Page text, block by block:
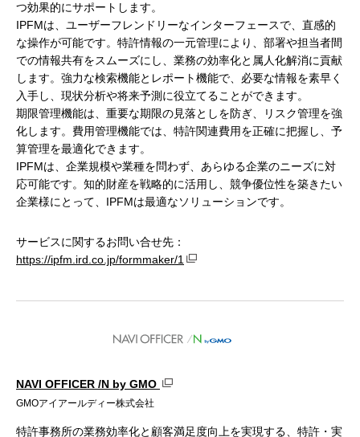
つ効果的にサポートします。
IPFMは、ユーザーフレンドリーなインターフェースで、直感的
な操作が可能です。特許情報の一元管理により、部署や担当者間
での情報共有をスムーズにし、業務の効率化と属人化解消に貢献
します。強力な検索機能とレポート機能で、必要な情報を素早く
入手し、現状分析や将来予測に役立てることができます。
期限管理機能は、重要な期限の見落としを防ぎ、リスク管理を強
化します。費用管理機能では、特許関連費用を正確に把握し、予
算管理を最適化できます。
IPFMは、企業規模や業種を問わず、あらゆる企業のニーズに対
応可能です。知的財産を戦略的に活用し、競争優位性を築きたい
企業様にとって、IPFMは最適なソリューションです。
サービスに関するお問い合せ先：
https://ipfm.ird.co.jp/formmaker/1
NAVI OFFICER /N by GMO
GMOアイアールディー株式会社
特許事務所の業務効率化と顧客満足度向上を実現する、特許・実